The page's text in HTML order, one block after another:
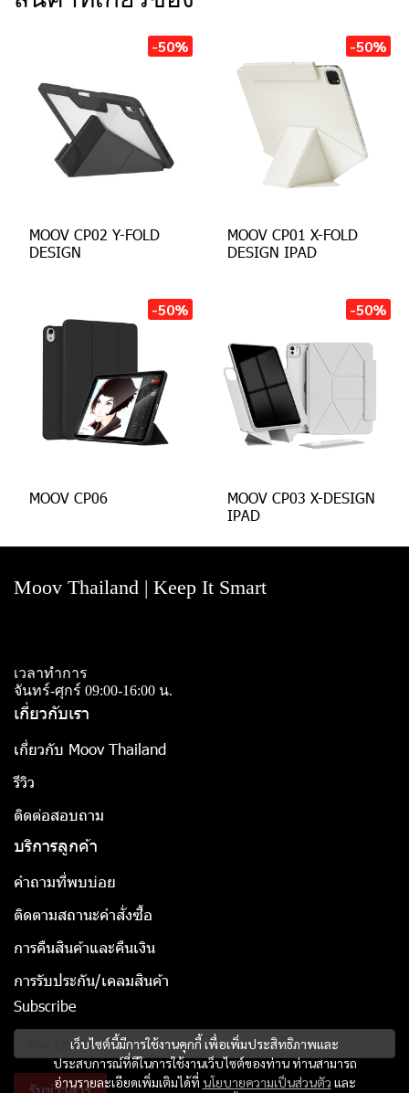
-50%
MOOV CP02 Y-FOLD
DESIGN
-50%
MOOV CP01 X-FOLD
DESIGN IPAD
-50%
MOOV CP06
-50%
MOOV CP03 X-DESIGN
IPAD
เว็บไซต์นี้มีการใช้งานคุกกี้ เพื่อเพิ่มประสิทธิภาพและ
ประสบการณ์ที่ดีในการใช้งานเว็บไซต์ของท่าน ท่านสามารถ
อ่านรายละเอียดเพิ่มเติมได้ที่ นโยบายความเป็นส่วนตัว และ
Moov Thailand | Keep It Smart
เวลาทำการ
จันทร์-ศุกร์ 09:00-16:00 น.
เกี่ยวกับเรา
เกี่ยวกับ Moov Thailand
รีวิว
ติดต่อสอบถาม
บริการลูกค้า
คำถามที่พบบ่อย
ติดตามสถานะคำสั่งซื้อ
การคืนสินค้าและคืนเงิน
การรับประกัน/เคลมสินค้า
Subscribe